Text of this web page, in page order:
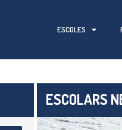
ESCOLES
ESCOLARS